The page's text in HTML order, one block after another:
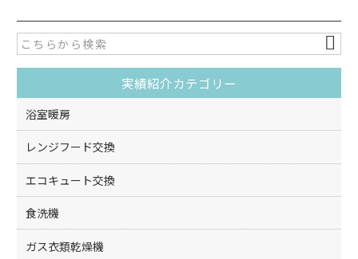
e
b
o
o
k
er
実績紹介カテゴリー
浴室暖房
レンジフード交換
エコキュート交換
食洗機
ガス衣類乾燥機